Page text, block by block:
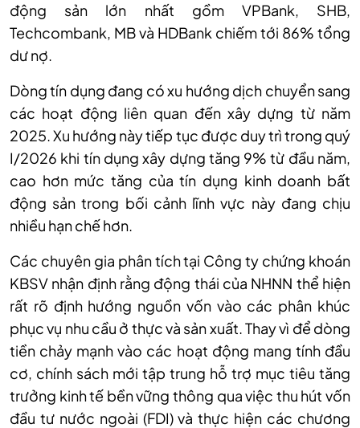
động sản lớn nhất gồm
VPBank, SHB,
Techcombank, MB và HDBank chiếm tới 86% tổng
dư nợ.
Dòng tín dụng đang có xu hướng dịch chuyển sang
các hoạt động liên quan đến xây dựng từ năm
2025. Xu hướng này tiếp tục được duy trì trong quý
I/2026 khi tín dụng xây dựng tăng 9% từ đầu năm,
cao hơn mức tăng của tín dụng kinh doanh bất
động sản trong bối cảnh lĩnh vực này đang chịu
nhiều hạn chế hơn.
Các chuyên gia phân tích tại Công ty chứng khoán
KBSV nhận định rằng động thái của NHNN thể hiện
rất rõ định hướng nguồn vốn vào các phân khúc
phục vụ nhu cầu ở thực và sản xuất. Thay vì để dòng
tiền chảy mạnh vào các hoạt động mang tính đầu
cơ, chính sách mới tập trung hỗ trợ mục tiêu tăng
trưởng kinh tế bền vững thông qua việc thu hút vốn
đầu tư nước ngoài (FDI) và thực hiện các chương